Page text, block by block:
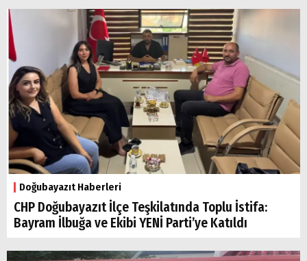
Doğubayazıt Haberleri
CHP Doğubayazıt İlçe Teşkilatında Toplu İstifa:
Bayram İlbuğa ve Ekibi YENİ Parti’ye Katıldı